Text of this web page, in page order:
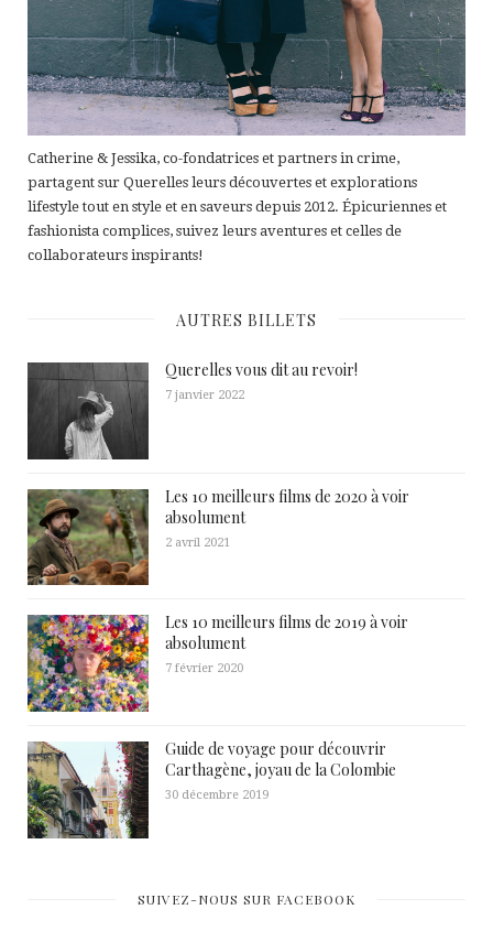
Catherine & Jessika, co-fondatrices et partners in crime,
partagent sur Querelles leurs découvertes et explorations
lifestyle tout en style et en saveurs depuis 2012. Épicuriennes et
fashionista complices, suivez leurs aventures et celles de
collaborateurs inspirants!
AUTRES BILLETS
Querelles vous dit au revoir!
7 janvier 2022
Les 10 meilleurs films de 2020 à voir
absolument
2 avril 2021
Les 10 meilleurs films de 2019 à voir
absolument
7 février 2020
Guide de voyage pour découvrir
Carthagène, joyau de la Colombie
30 décembre 2019
SUIVEZ-NOUS SUR FACEBOOK